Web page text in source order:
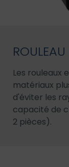
Les rouleaux
matériaux
d'éviter les
capacité de
2 pièces).